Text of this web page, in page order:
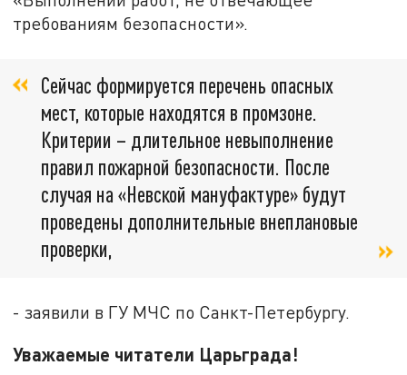
требованиям безопасности».
Сейчас формируется перечень опасных
мест, которые находятся в промзоне.
Критерии – длительное невыполнение
правил пожарной безопасности. После
случая на «Невской мануфактуре» будут
проведены дополнительные внеплановые
проверки,
- заявили в ГУ МЧС по Санкт-Петербургу.
Уважаемые читатели Царьграда!